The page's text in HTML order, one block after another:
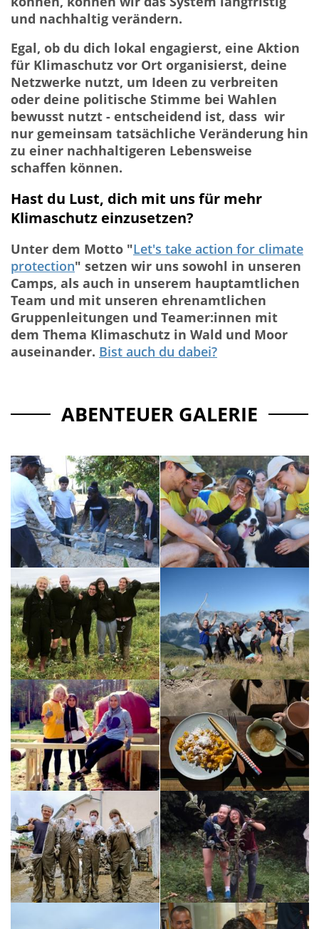
und nachhaltig verändern.
Egal, ob du dich lokal engagierst, eine Aktion
für Klimaschutz vor Ort organisierst, deine
Netzwerke nutzt, um Ideen zu verbreiten
oder deine politische Stimme bei Wahlen
bewusst nutzt - entscheidend ist, dass wir
nur gemeinsam tatsächliche Veränderung hin
zu einer nachhaltigeren Lebensweise
schaffen können.
Hast du Lust, dich mit uns für mehr
Klimaschutz einzusetzen?
Unter dem Motto "Let's take action for climate
protection" setzen wir uns sowohl in unseren
Camps, als auch in unserem hauptamtlichen
Team und mit unseren ehrenamtlichen
Gruppenleitungen und Teamer:innen mit
dem Thema Klimaschutz in Wald und Moor
auseinander. Bist auch du dabei?
ABENTEUER GALERIE